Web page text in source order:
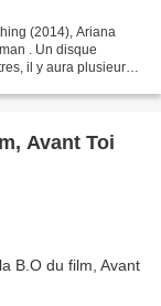
(2014), Ariana
. Un disque
il y aura plusieurs
Avant Toi